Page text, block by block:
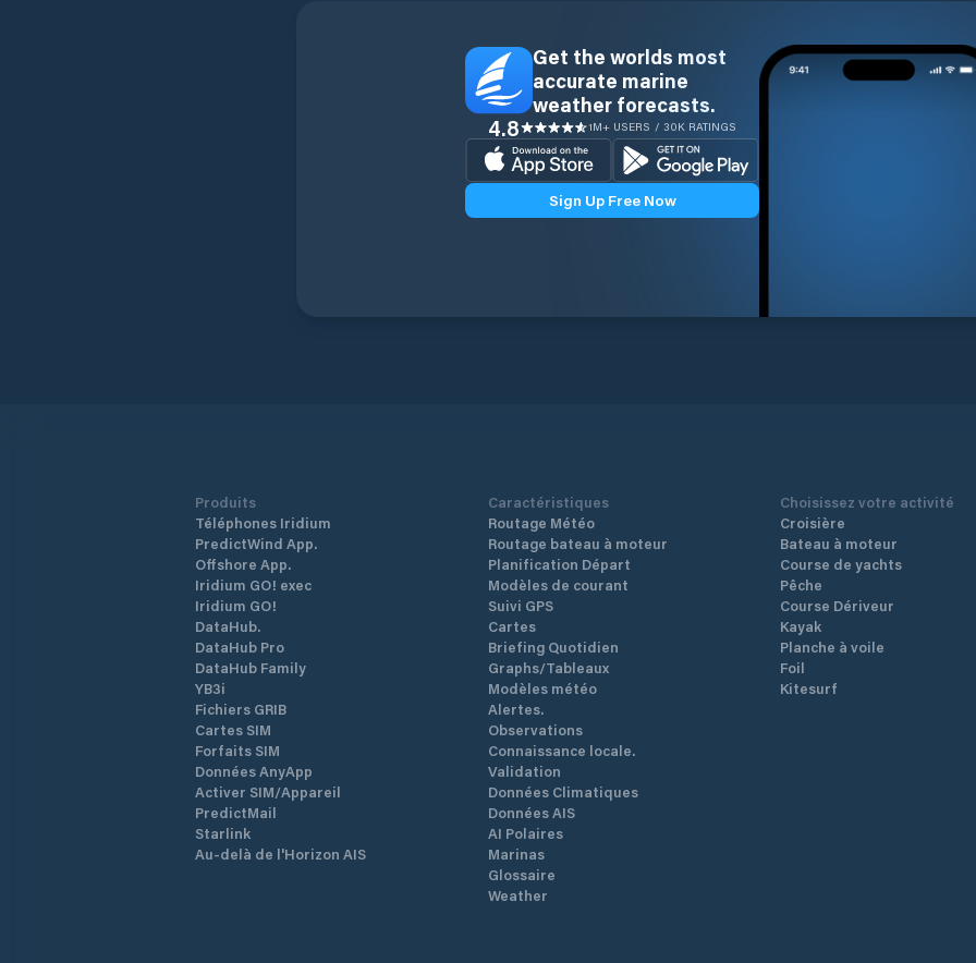
Get the worlds most
accurate marine
weather forecasts.
4.8 1M+ USERS / 30K RATINGS
Sign Up Free Now
Produits
Téléphones Iridium
PredictWind App.
Offshore App.
Iridium GO! exec
Iridium GO!
DataHub.
DataHub Pro
DataHub Family
YB3i
Fichiers GRIB
Cartes SIM
Forfaits SIM
Données AnyApp
Activer SIM/Appareil
PredictMail
Starlink
Au-delà de l'Horizon AIS
Caractéristiques
Routage Météo
Routage bateau à moteur
Planification Départ
Modèles de courant
Suivi GPS
Cartes
Briefing Quotidien
Graphs/Tableaux
Modèles météo
Alertes.
Observations
Connaissance locale.
Validation
Données Climatiques
Données AIS
AI Polaires
Marinas
Glossaire
Weather
Choisissez votre activité
Croisière
Bateau à moteur
Course de yachts
Pêche
Course Dériveur
Kayak
Planche à voile
Foil
Kitesurf